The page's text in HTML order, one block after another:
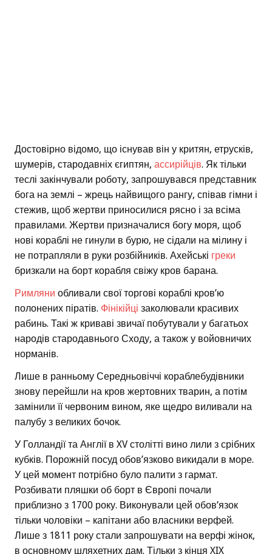
Достовірно відомо, що існував він у критян, етрусків,
шумерів, стародавніх єгиптян, ассирійців. Як тільки
теслі закінчували роботу, запрошувався представник
бога на землі – жрець найвищого рангу, співав гімни і
стежив, щоб жертви приносилися рясно і за всіма
правилами. Жертви призначалися богу моря, щоб
нові кораблі не гинули в бурю, не сідали на мілину і
не потрапляли в руки розбійників. Ахейські греки
бризкали на борт корабля свіжу кров барана.
Римляни обливали свої торгові кораблі кров’ю
полонених піратів. Фінікійці заколювали красивих
рабинь. Такі ж криваві звичаї побутували у багатьох
народів стародавнього Сходу, а також у войовничих
норманів.
Лише в ранньому Середньовіччі кораблебудівники
знову перейшли на кров жертовних тварин, а потім
замінили її червоним вином, яке щедро виливали на
палубу з великих бочок.
У Голландії та Англії в XV столітті вино лили з срібних
кубків. Порожній посуд обов’язково викидали в море.
У цей момент потрібно було палити з гармат.
Розбивати пляшки об борт в Європі почали
приблизно з 1700 року. Виконували цей обов’язок
тільки чоловіки – капітани або власники верфей.
Лише з 1811 року стали запрошувати на верфі жінок,
в основному шляхетних дам. Тільки з кінця XIX